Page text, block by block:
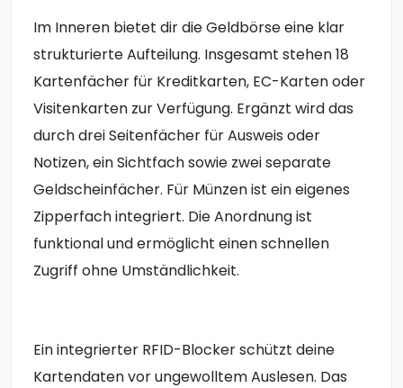
Im Inneren bietet dir die Geldbörse eine klar
strukturierte Aufteilung. Insgesamt stehen 18
Kartenfächer für Kreditkarten, EC-Karten oder
Visitenkarten zur Verfügung. Ergänzt wird das
durch drei Seitenfächer für Ausweis oder
Notizen, ein Sichtfach sowie zwei separate
Geldscheinfächer. Für Münzen ist ein eigenes
Zipperfach integriert. Die Anordnung ist
funktional und ermöglicht einen schnellen
Zugriff ohne Umständlichkeit.
Ein integrierter RFID-Blocker schützt deine
Kartendaten vor ungewolltem Auslesen. Das